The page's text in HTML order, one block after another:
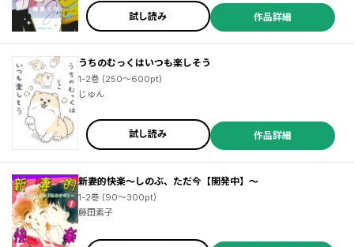
試し読み 作品詳細
うちのむっくはいつも楽しそう
1-2巻 (250～600pt)
じゅん
試し読み 作品詳細
新妻的快楽～しのぶ、ただ今【開発中】～
1-2巻 (90～300pt)
藤田素子